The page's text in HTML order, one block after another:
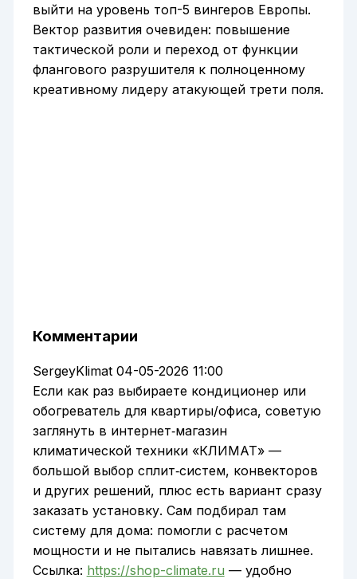
выйти на уровень топ-5 вингеров Европы.
Вектор развития очевиден: повышение
тактической роли и переход от функции
флангового разрушителя к полноценному
креативному лидеру атакующей трети поля.
Комментарии
SergeyKlimat 04-05-2026 11:00
Если как раз выбираете кондиционер или
обогреватель для квартиры/офиса, советую
заглянуть в интернет‑магазин
климатической техники «КЛИМАТ» —
большой выбор сплит‑систем, конвекторов
и других решений, плюс есть вариант сразу
заказать установку. Сам подбирал там
систему для дома: помогли с расчетом
мощности и не пытались навязать лишнее.
Ссылка: https://shop-climate.ru — удобно